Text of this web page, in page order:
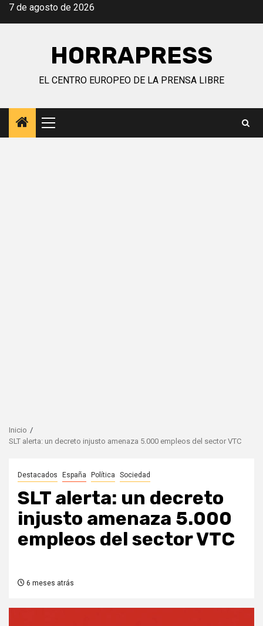
Saltar
7 de agosto de 2026
HORRAPRESS
EL CENTRO EUROPEO DE LA PRENSA LIBRE
Menú
principal
Inicio
SLT alerta: un decreto injusto amenaza 5.000 empleos del sector VTC
Destacados España Política Sociedad
SLT alerta: un decreto
injusto amenaza 5.000
empleos del sector VTC
6 meses atrás